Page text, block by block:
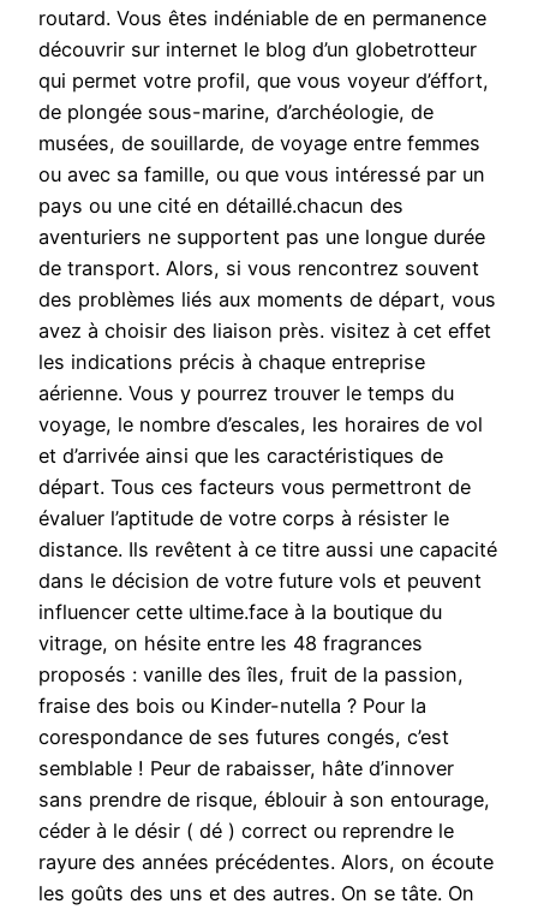
routard. Vous êtes indéniable de en permanence
découvrir sur internet le blog d’un globetrotteur
qui permet votre profil, que vous voyeur d’éffort,
de plongée sous-marine, d’archéologie, de
musées, de souillarde, de voyage entre femmes
ou avec sa famille, ou que vous intéressé par un
pays ou une cité en détaillé.chacun des
aventuriers ne supportent pas une longue durée
de transport. Alors, si vous rencontrez souvent
des problèmes liés aux moments de départ, vous
avez à choisir des liaison près. visitez à cet effet
les indications précis à chaque entreprise
aérienne. Vous y pourrez trouver le temps du
voyage, le nombre d’escales, les horaires de vol
et d’arrivée ainsi que les caractéristiques de
départ. Tous ces facteurs vous permettront de
évaluer l’aptitude de votre corps à résister le
distance. Ils revêtent à ce titre aussi une capacité
dans le décision de votre future vols et peuvent
influencer cette ultime.face à la boutique du
vitrage, on hésite entre les 48 fragrances
proposés : vanille des îles, fruit de la passion,
fraise des bois ou Kinder-nutella ? Pour la
corespondance de ses futures congés, c’est
semblable ! Peur de rabaisser, hâte d’innover
sans prendre de risque, éblouir à son entourage,
céder à le désir ( dé ) correct ou reprendre le
rayure des années précédentes. Alors, on écoute
les goûts des uns et des autres. On se tâte. On